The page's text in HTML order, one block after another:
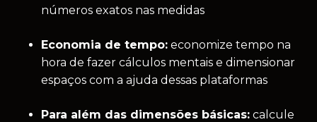
números exatos nas medidas
Economia de tempo: economize tempo na
hora de fazer cálculos mentais e dimensionar
espaços com a ajuda dessas plataformas
Para além das dimensões básicas: calcule